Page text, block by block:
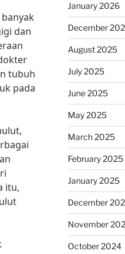
dan
tubuh
pada
itu,
January 2026
December
August 2025
July 2025
June 2025
May 2025
March 2025
February 2025
January 2025
December
November
October 2024